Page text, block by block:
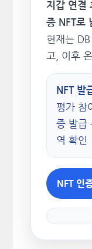
지갑 연결
증 NFT로
현재는
고, 이후
NFT 발
평가 참
증 발급
역 확인
NFT 인